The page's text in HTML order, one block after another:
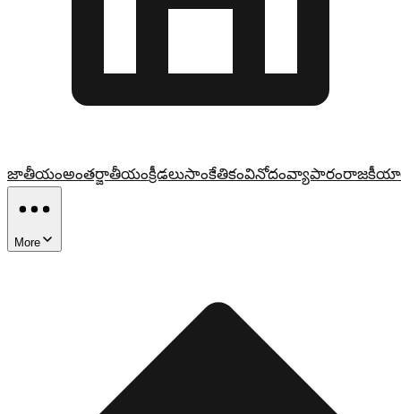
జాతీయంఅంతర్జాతీయంక్రీడలుసాంకేతికంవినోదంవ్యాపారం
More